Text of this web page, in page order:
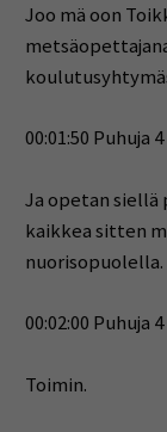
Joo mä oon
00:01:50 Puhuja 4
Ja opetan siellä
kaikkea sitten
nuorisopuolella.
00:02:00 Puhuja 4
Toimin.